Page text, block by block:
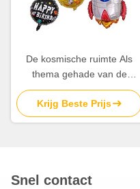
De kosmische ruimte Als
thema gehade van de
Partijballons van Foliemylar
Astronaut Rocket Pattern
5Pcs
Krijg Beste Prijs
Snel contact